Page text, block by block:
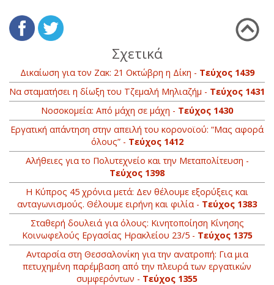
Σχετικά
Δικαίωση για τον Ζακ: 21 Οκτώβρη η Δίκη - Τεύχος 1439
Να σταματήσει η δίωξη του Τζεμαλή Μηλιαζήμ - Τεύχος 1431
Νοσοκομεία: Από μάχη σε μάχη - Τεύχος 1430
Εργατική απάντηση στην απειλή του κορονοϊού: “Μας αφορά
όλους” - Τεύχος 1412
Αλήθειες για το Πολυτεχνείο και την Μεταπολίτευση -
Τεύχος 1398
Η Κύπρος 45 χρόνια μετά: Δεν θέλουμε εξορύξεις και
ανταγωνισμούς. Θέλουμε ειρήνη και φιλία - Τεύχος 1383
Σταθερή δουλειά για όλους: Κινητοποίηση Κίνησης
Κοινωφελούς Εργασίας Ηρακλείου 23/5 - Τεύχος 1375
Ανταρσία στη Θεσσαλονίκη για την ανατροπή: Για μια
πετυχημένη παρέμβαση από την πλευρά των εργατικών
συμφερόντων - Τεύχος 1355